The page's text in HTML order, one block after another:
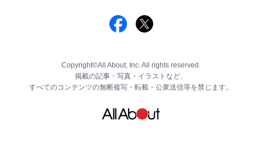
Copyright©All About, Inc. All rights reserved.
掲載の記事・写真・イラストなど、
すべてのコンテンツの無断複写・転載・公衆送信等を禁じます。